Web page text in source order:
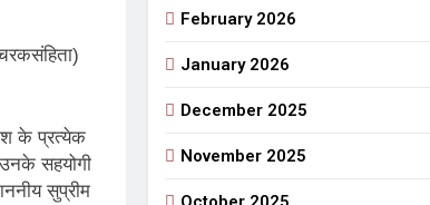
पुलिस के हाथों में लहराने वाला डंडा
के प्रत्येक
सहयोगी
सुप्रीम
February 2026
January 2026
December 2025
November 2025